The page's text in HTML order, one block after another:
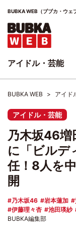
BUBKA WEB（ブブカ・ウェ
BUBKA WEB アイド
アイドル・芸能
乃木坂46増
に「ビルデ
任！8人を
開
乃木坂46 岩本蓮加
伊藤理々杏
池田瑛紗
BUBKA編集部
アイドル・芸能